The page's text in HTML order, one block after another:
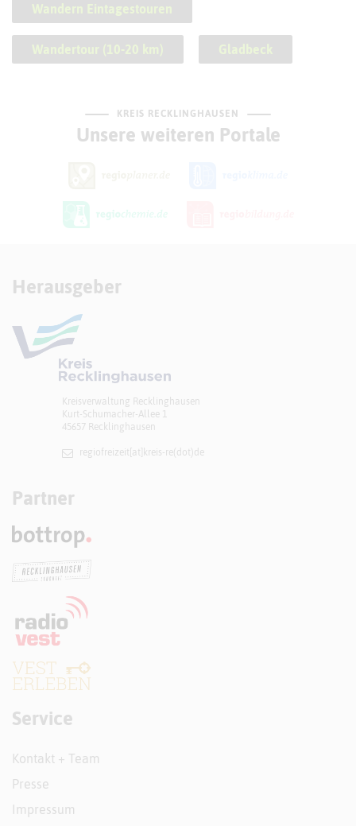
Wandern Eintagestouren
Wandertour (10-20 km) Gladbeck
KREIS RECKLINGHAUSEN
Unsere weiteren Portale
Herausgeber
Kreisverwaltung Recklinghausen
Kurt-Schumacher-Allee 1
45657 Recklinghausen
regiofreizeit[at]​kreis-re(dot)de
Partner
Service
Kontakt + Team
Presse
Impressum